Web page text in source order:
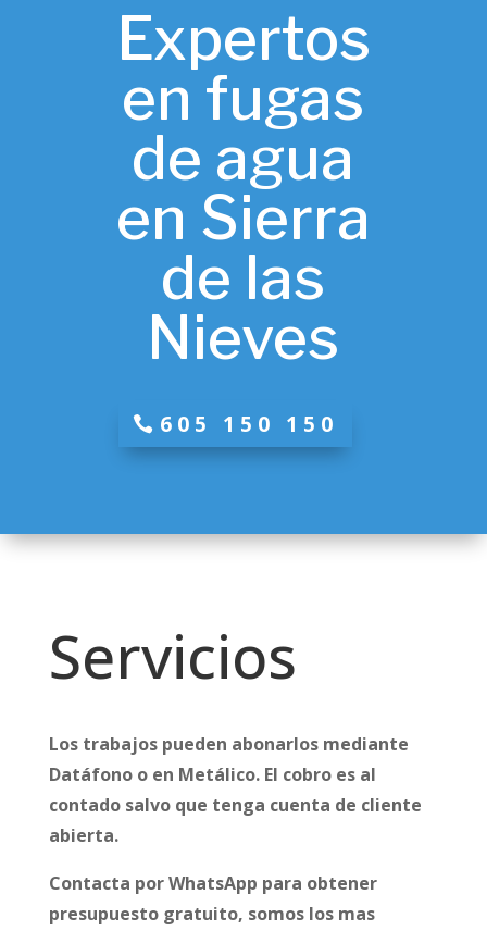
Expertos
en fugas
de agua
en Sierra
de las
Nieves
605 150 150
Servicios
Los trabajos pueden abonarlos mediante
Datáfono o en Metálico. El cobro es al
contado salvo que tenga cuenta de cliente
abierta.
Contacta por WhatsApp para obtener
presupuesto gratuito, somos los mas